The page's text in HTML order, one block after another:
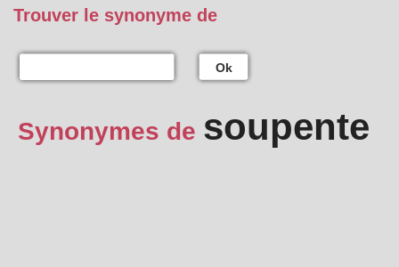
Trouver le synonyme de
Ok
Synonymes de soupente